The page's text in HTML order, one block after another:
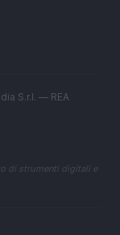
S.r.l. — REA
di strumenti digitali e